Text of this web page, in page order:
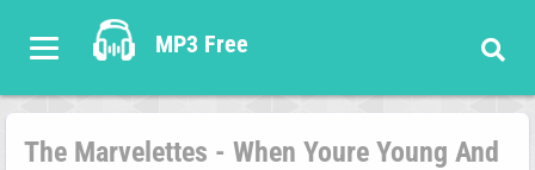
MP3 Free
The Marvelettes - When Youre Young And